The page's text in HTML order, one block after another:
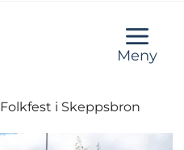
Meny
Folkfest i Skeppsbron